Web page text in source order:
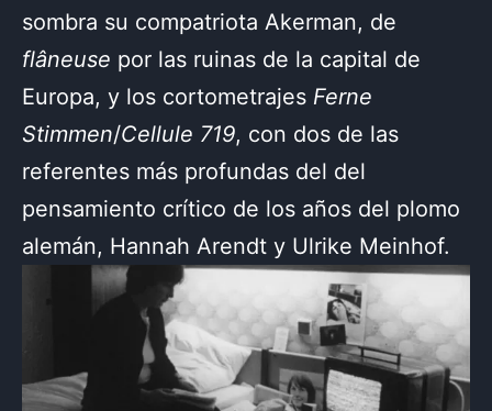
sombra su compatriota Akerman, de
flâneuse por las ruinas de la capital de
Europa, y los cortometrajes Ferne
Stimmen/Cellule 719, con dos de las
referentes más profundas del del
pensamiento crítico de los años del plomo
alemán, Hannah Arendt y Ulrike Meinhof.